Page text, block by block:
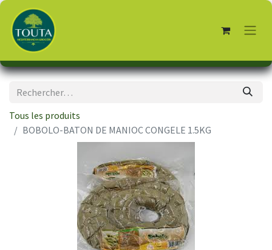
Tous les produits
BOBOLO-BATON DE MANIOC CONGELE 1.5KG